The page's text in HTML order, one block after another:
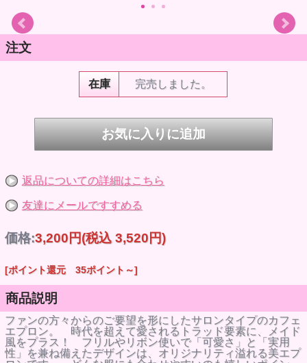
注文
在庫 完売しました。
返品についての詳細はこちら
友達にメールですすめる
価格:3,200円(税込 3,520円)
[ポイント還元 35ポイント～]
商品説明
ファンの方々からのご要望を形にしたサロンタイプのカフェ
エプロン。 時代を超えて愛されるトラッド要素に、メイド
風をプラス！ フリルやリボン使いで「可愛さ」と「実用
性」を兼ね備えたデザインは、オリジナリティ溢れる美エプ